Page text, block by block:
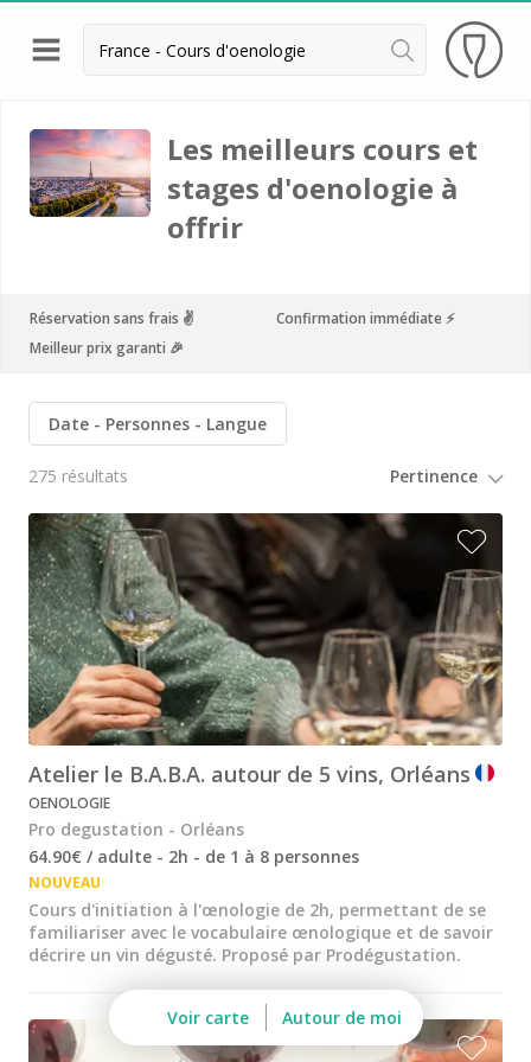
Retour
Visite cave & dégustation vin Beaune
Visite cave & dégustation vin Chablis
Visite cave & dégustation vin Châteauneuf du
Visite cave & dégustation Cognac
Visite cave Epernay
Visite chateau & dégustation vin Médoc
Visite chateau & dégustation vin Pessac Léognan
Visite cave & dégustation champagne Reims
Visite chateau & dégustation vin Saint Emilion
Visite cave & dégustation vin Sancerre
Visite cave & dégustation vin Saumur
Visite cave Vouvray
Caves Ackerman
Cave de Vouvray
Caves du Louvre
Cave historique des Hospices de Strasbourg
Champagne Canard Duchêne
Les meilleurs cours et
stages d'oenologie à
offrir
Réservation sans frais ✌️
Confirmation immédiate ⚡️
Meilleur prix garanti 🎉
Date Personnes Langue
275 résultats
Atelier le B.A.B.A. autour de 5 vins, Orléans
OENOLOGIE
Pro degustation - Orléans
64.90€ / adulte - 2h - de 1 à 8 personnes
NOUVEAU
Cours d'initiation à l'œnologie de 2h, permettant de se
familiariser avec le vocabulaire œnologique et de savoir
décrire un vin dégusté. Proposé par Prodégustation.
Voir carte Autour de moi